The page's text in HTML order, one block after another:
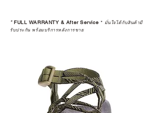
*FULL WARRANTY & After Service * มั่นใจได้กับสินค้ามี
รับประกัน พร้อมบริการหลังการขาย